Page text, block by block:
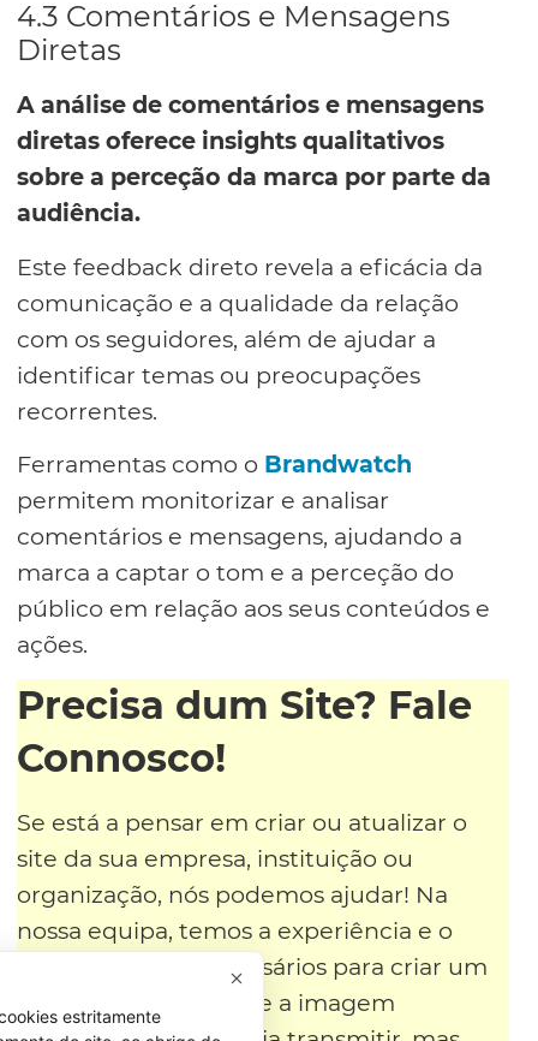
4.3 Comentários e Mensagens
Diretas
A análise de comentários e mensagens
diretas oferece insights qualitativos
sobre a perceção da marca por parte da
audiência.
Este feedback direto revela a eficácia da
comunicação e a qualidade da relação
com os seguidores, além de ajudar a
identificar temas ou preocupações
recorrentes.
Ferramentas como o Brandwatch
permitem monitorizar e analisar
comentários e mensagens, ajudando a
marca a captar o tom e a perceção do
público em relação aos seus conteúdos e
ações.
Precisa dum Site? Fale
Connosco!
Se está a pensar em criar ou atualizar o
site da sua empresa, instituição ou
organização, nós podemos ajudar! Na
nossa equipa, temos a experiência e o
conhecimento necessários para criar um
site que não só reflete a imagem
estritamente